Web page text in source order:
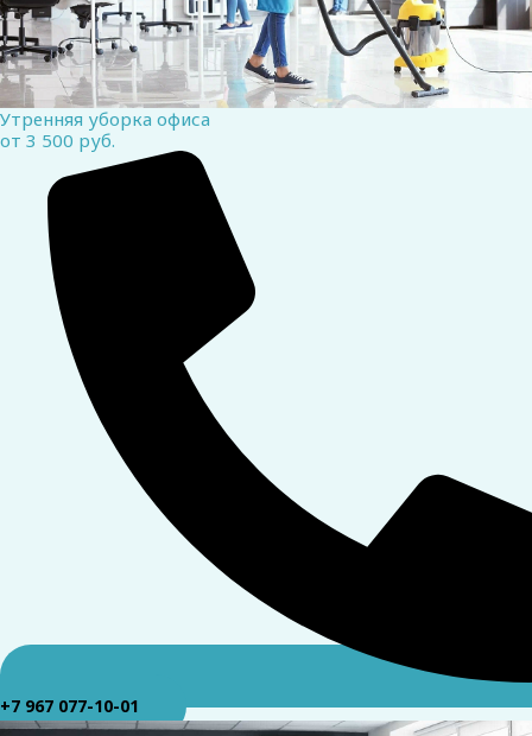
Утренняя уборка офиса
от 3 500 руб.
+7 967 077-10-01